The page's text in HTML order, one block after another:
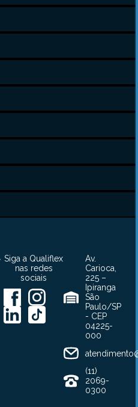
Av.
Carioca,
225 –
Ipiranga
São
Paulo/SP
- CEP
04225-
000
(11)
2069-
0300
Siga a Qualiflex
nas redes
sociais